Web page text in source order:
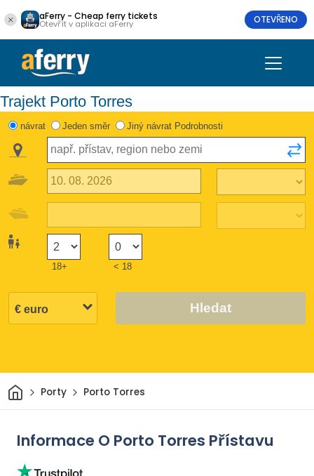
aFerry - Cheap ferry tickets
Otevřít v aplikaci aFerry OTEVŘENO
Trajekt Porto Torres
návrat Jeden směr Jiný návrat Podrobnosti
18+ < 18
Hledat
Domov
Porty Porto Torres
Informace O Porto Torres Přístavu